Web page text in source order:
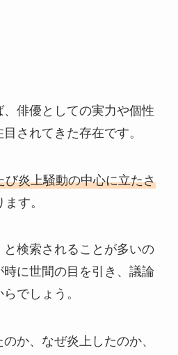
俳優としての実力や個性
されてきた存在です。
び炎上騒動の中心に立たさ
す。
検索されることが多いの
に世間の目を引き、議論
でしょう。
か、なぜ炎上したのか、